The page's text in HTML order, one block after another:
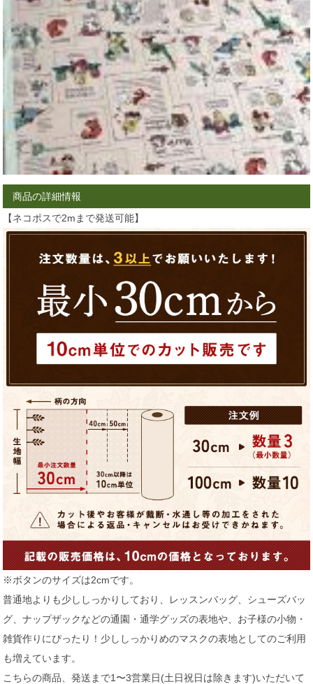
商品の詳細情報
【ネコポスで2mまで発送可能】
※ボタンのサイズは2cmです。
普通地よりも少ししっかりしており、レッスンバッグ、シューズバッ
グ、ナップザックなどの通園・通学グッズの表地や、お子様の小物・
雑貨作りにぴったり！少ししっかりめのマスクの表地としてのご利用
も増えています。
こちらの商品、発送まで1〜3営業日(土日祝日は除きます)いただいて